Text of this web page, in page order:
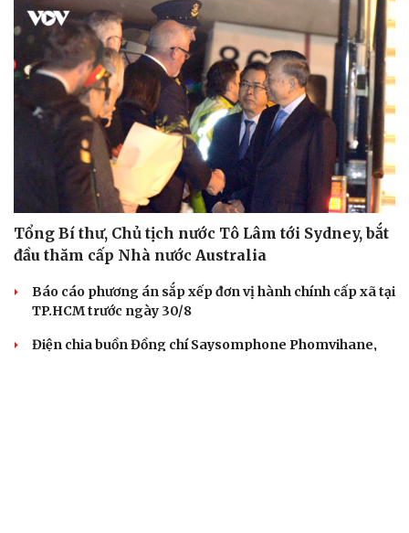
Tổng Bí thư, Chủ tịch nước Tô Lâm tới Sydney, bắt
đầu thăm cấp Nhà nước Australia
Báo cáo phương án sắp xếp đơn vị hành chính cấp xã tại
TP.HCM trước ngày 30/8
Điện chia buồn Đồng chí Saysomphone Phomvihane,